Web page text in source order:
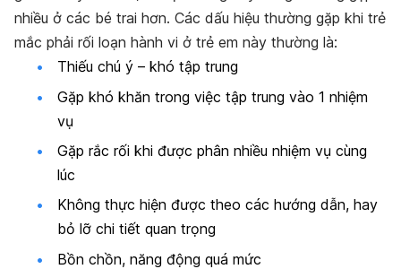
nhiều ở các bé trai hơn. Các dấu hiệu thường gặp khi trẻ
mắc phải rối loạn hành vi ở trẻ em này thường là:
Thiếu chú ý – khó tập trung
Gặp khó khăn trong việc tập trung vào 1 nhiệm
vụ
Gặp rắc rối khi được phân nhiều nhiệm vụ cùng
lúc
Không thực hiện được theo các hướng dẫn, hay
bỏ lỡ chi tiết quan trọng
Bồn chồn, năng động quá mức